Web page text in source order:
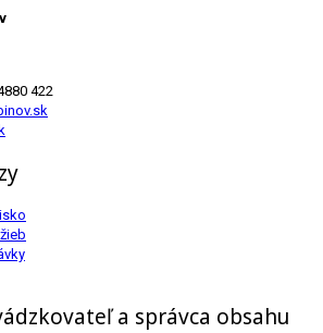
422
a správca obsahu